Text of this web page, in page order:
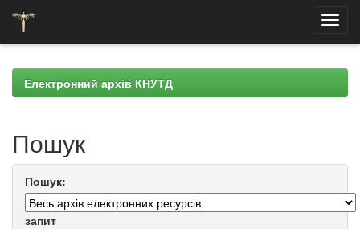
navigationЕлектронний архів КНУТД
Пошук
Пошук:
запит